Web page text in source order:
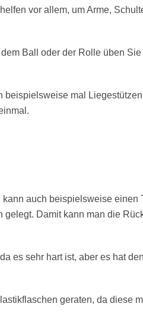
vor allem, um Arme,
Ball oder der Rolle üben
mal
auch beispielsweise einen
Damit kann man die
es sehr hart ist, aber es hat
geraten, da diese